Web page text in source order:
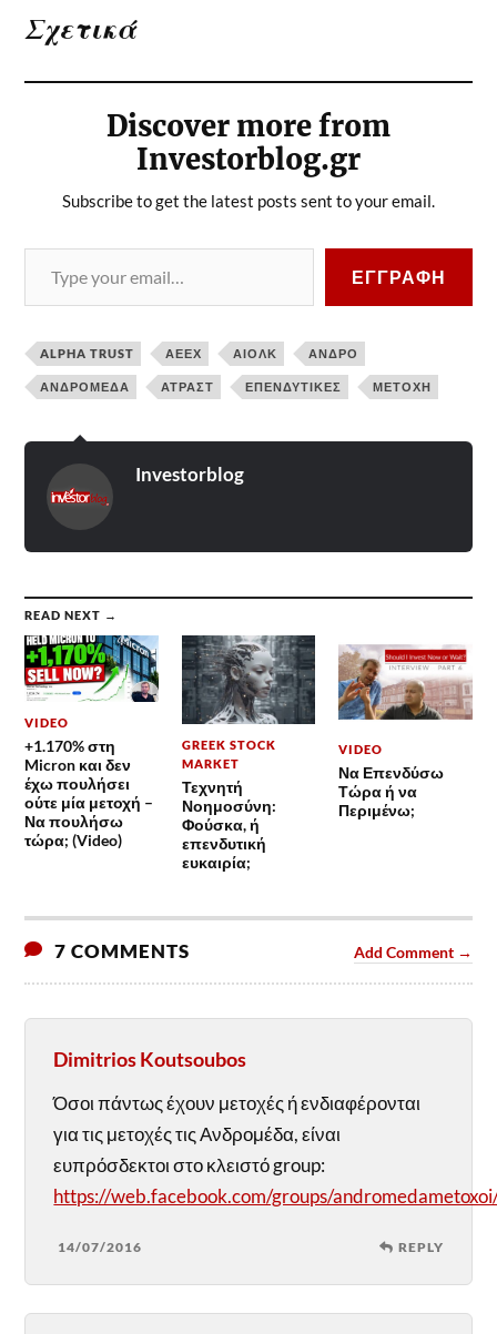
Σχετικά
Discover more from
Investorblog.gr
Subscribe to get the latest posts sent to your email.
ΕΓΓΡΑΦΉ
ALPHA TRUST ΑΕΕΧ ΑΙΟΛΚ ΑΝΔΡΟ
ΑΝΔΡΟΜΈΔΑ ΑΤΡΑΣΤ ΕΠΕΝΔΥΤΙΚΈΣ ΜΕΤΟΧΉ
Investorblog
READ NEXT →
VIDEO
+1.170% στη
Micron και δεν
έχω πουλήσει
ούτε μία μετοχή –
Να πουλήσω
τώρα; (Video)
GREEK STOCK
MARKET
Τεχνητή
Νοημοσύνη:
Φούσκα, ή
επενδυτική
ευκαιρία;
VIDEO
Να Επενδύσω
Τώρα ή να
Περιμένω;
7 COMMENTS Add Comment →
Dimitrios Koutsoubos
Όσοι πάντως έχουν μετοχές ή ενδιαφέρονται
για τις μετοχές τις Ανδρομέδα, είναι
ευπρόσδεκτοι στο κλειστό group:
https://web.facebook.com/groups/
14/07/2016 REPLY